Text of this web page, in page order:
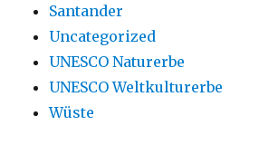
Santander
Uncategorized
UNESCO Naturerbe
UNESCO Weltkulturerbe
Wüste